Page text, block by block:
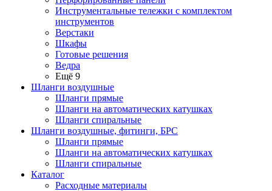
Инструментальные тележки с комплектом
инструментов
Верстаки
Шкафы
Готовые решения
Ведра
Ещё 9
Шланги воздушные
Шланги прямые
Шланги на автоматических катушках
Шланги спиральные
Шланги воздушные, фитинги, БРС
Шланги прямые
Шланги на автоматических катушках
Шланги спиральные
Каталог
Расходные материалы